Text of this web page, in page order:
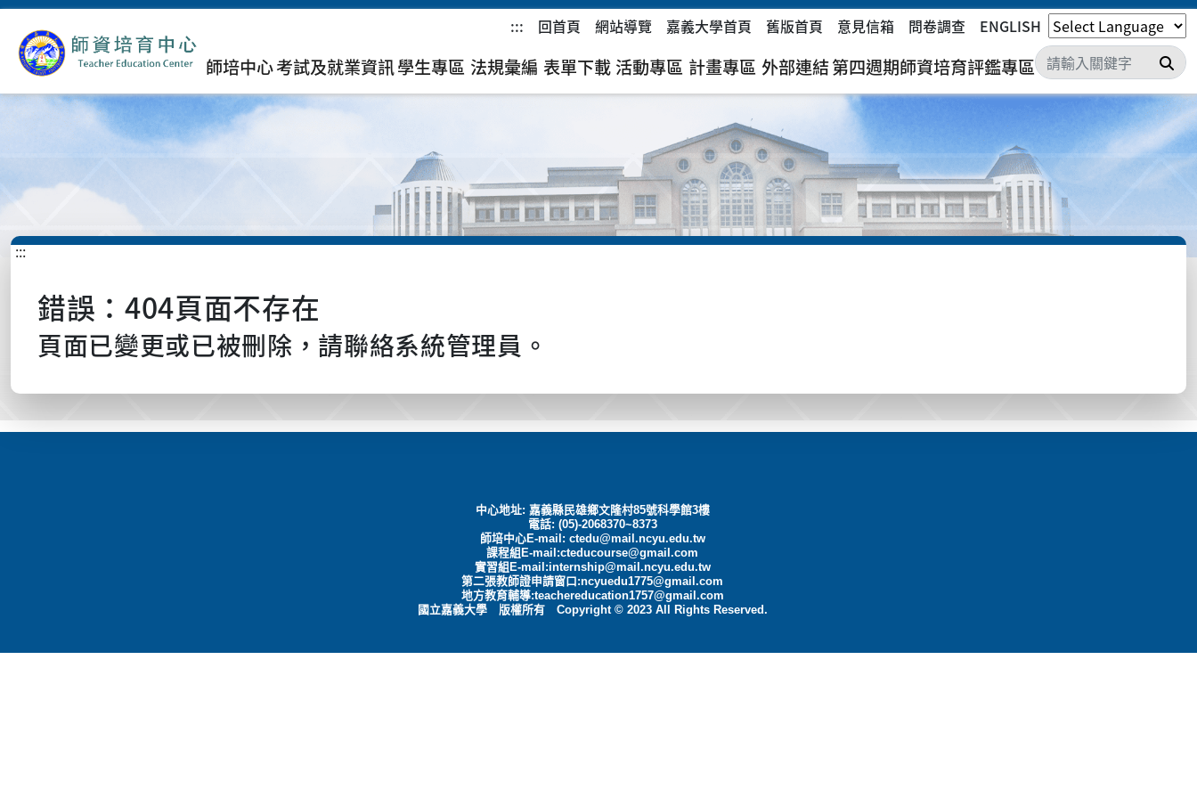
::: 回首頁 網站導覽 嘉義大學首頁 舊版首頁 意見信箱 問卷調查 ENGLISH
師培中心考試及就業資訊學生專區 法規彙編 表單下載 活動專區 計畫專區 外部連結第四週期師資培育評鑑專區 搜
:::
錯誤：404頁面不存在
頁面已變更或已被刪除，請聯絡系統管理員。
中心地址: 嘉義縣民雄鄉文隆村85號科學館3樓
電話: (05)-2068370~8373
師培中心E-mail: ctedu@mail.ncyu.edu.tw
課程組E-mail:cteducourse@gmail.com
實習組E-mail:internship@mail.ncyu.edu.tw
第二張教師證申請窗口:ncyuedu1775@gmail.com
地方教育輔導:teachereducation1757@gmail.com
國立嘉義大學 版權所有 Copyright © 2023 All Rights Reserved.